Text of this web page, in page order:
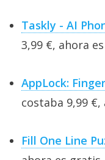
Taskly - AI
3,99 €, ahora
AppLock:
costaba 9,99
Fill One Line